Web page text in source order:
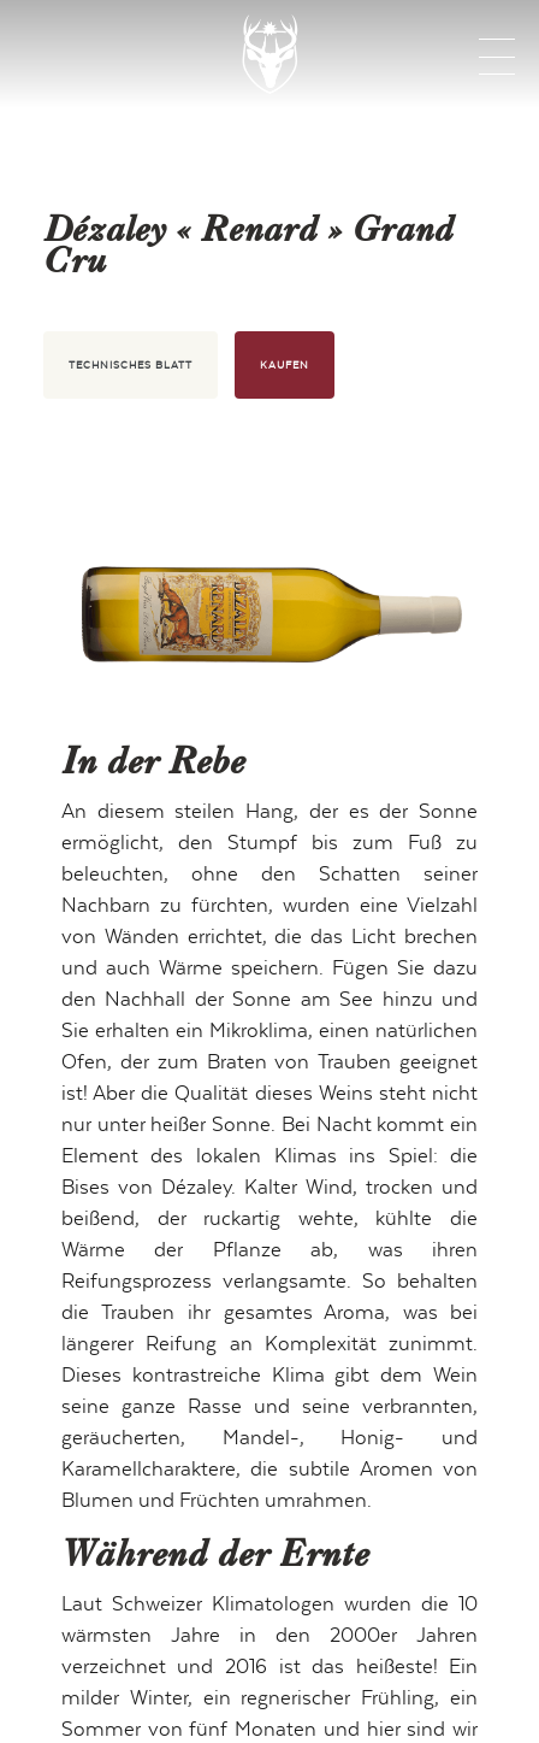
Dézaley « Renard » Grand
Cru
TECHNISCHES BLATT KAUFEN
In der Rebe
An diesem steilen Hang, der es der Sonne
ermöglicht, den Stumpf bis zum Fuß zu
beleuchten, ohne den Schatten seiner
Nachbarn zu fürchten, wurden eine Vielzahl
von Wänden errichtet, die das Licht brechen
und auch Wärme speichern. Fügen Sie dazu
den Nachhall der Sonne am See hinzu und
Sie erhalten ein Mikroklima, einen natürlichen
Ofen, der zum Braten von Trauben geeignet
ist! Aber die Qualität dieses Weins steht nicht
nur unter heißer Sonne. Bei Nacht kommt ein
Element des lokalen Klimas ins Spiel: die
Bises von Dézaley. Kalter Wind, trocken und
beißend, der ruckartig wehte, kühlte die
Wärme der Pflanze ab, was ihren
Reifungsprozess verlangsamte. So behalten
die Trauben ihr gesamtes Aroma, was bei
längerer Reifung an Komplexität zunimmt.
Dieses kontrastreiche Klima gibt dem Wein
seine ganze Rasse und seine verbrannten,
geräucherten, Mandel-, Honig- und
Karamellcharaktere, die subtile Aromen von
Blumen und Früchten umrahmen.
Während der Ernte
Laut Schweizer Klimatologen wurden die 10
wärmsten Jahre in den 2000er Jahren
verzeichnet und 2016 ist das heißeste! Ein
milder Winter, ein regnerischer Frühling, ein
Sommer von fünf Monaten und hier sind wir